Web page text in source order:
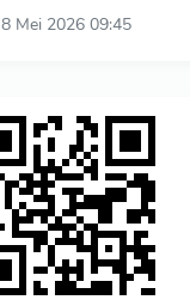
8 Mei 2026 09:45